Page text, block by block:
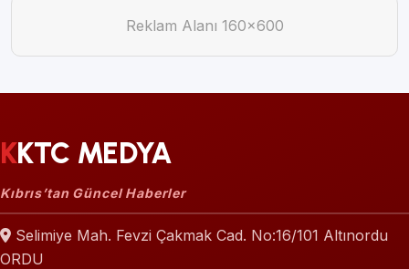
Reklam Alanı 160×600
KKTC MEDYA
Kıbrıs’tan Güncel Haberler
Selimiye Mah. Fevzi Çakmak Cad. No:16/101 Altınordu
ORDU